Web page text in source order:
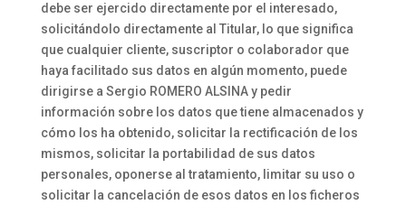
debe ser ejercido directamente por el interesado,
solicitándolo directamente al Titular, lo que significa
que cualquier cliente, suscriptor o colaborador que
haya facilitado sus datos en algún momento, puede
dirigirse a Sergio ROMERO ALSINA y pedir
información sobre los datos que tiene almacenados y
cómo los ha obtenido, solicitar la rectificación de los
mismos, solicitar la portabilidad de sus datos
personales, oponerse al tratamiento, limitar su uso o
solicitar la cancelación de esos datos en los ficheros